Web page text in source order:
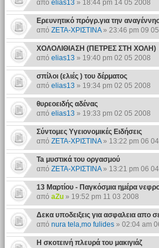
από elias13 » 18:44 pm 14 05 2008
Ερευνητικό πρόγρ.για την
από ΖΕΤΑ-ΧΡΙΣΤΙΝΑ» 23:46 pm 09
ΧΟΛΟΛΙΘΙΑΣΗ (ΠΕΤΡΕΣ ΣΤΗ ΧΟΛΗ)
από elias13 » 19:40 pm 02 05 2008
σπίλοι (ελιές ) του δέρματος
από elias13 » 19:34 pm 02 05 2008
θυρεοειδής αδένας
από elias13 » 19:33 pm 02 05 2008
Σύντομες Υγειονομικές Ειδήσεις
από ΖΕΤΑ-ΧΡΙΣΤΙΝΑ» 13:22 pm 06
Ta μυστικά του οργασμού
από ΖΕΤΑ-ΧΡΙΣΤΙΝΑ» 13:21 pm 06
13 Μαρτίου - Παγκόσμια ημέρα
από aZu» 19:52 pm 11 03 2008
Δεκα υποδειξεις για ασφαλεια απο
από nura tela,mo fulides» 02:04 am
Η σκοτεινή πλευρά του μακιγιάζ